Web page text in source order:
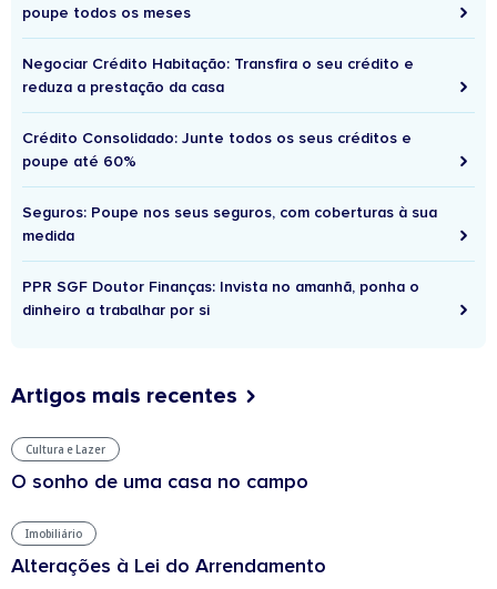
poupe todos os meses
Negociar Crédito Habitação: Transfira o seu crédito e
reduza a prestação da casa
Crédito Consolidado: Junte todos os seus créditos e
poupe até 60%
Seguros: Poupe nos seus seguros, com coberturas à sua
medida
PPR SGF Doutor Finanças: Invista no amanhã, ponha o
dinheiro a trabalhar por si
Artigos mais recentes
Cultura e Lazer
O sonho de uma casa no campo
Imobiliário
Alterações à Lei do Arrendamento